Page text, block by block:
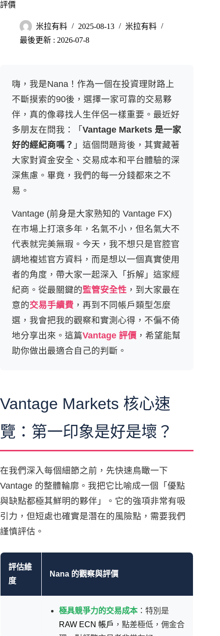
評價
米拉有料 2025-08-13
米拉有料
最後更新 : 2026-07-8
嗨，我是Nana！作為一個在投資理財路上
不斷摸索的90後，選擇一家可靠的交易夥
伴，真的像尋找人生伴侶一樣重要。最近好
多朋友在問我：「 Vantage Markets 是一家
好的經紀商嗎？ 」這個問題背後，其實藏著
大家對資金安全、交易成本和平台體驗的深
深焦慮。畢竟，我們的每一分錢都來之不
易。
Vantage (前身是大家熟知的 Vantage FX)
在市場上打滾多年，名氣不小，但名氣大不
代表就完美無瑕。今天，我不想只是官腔官
調地複述官方資料，而是想以一個真實使用
者的角度，帶大家一起深入「拆解」這家經
紀商。從最關鍵的監管安全性 ，到大家最在
意的交易手續費 ，再到不同帳戶類型怎麼
選，我會把我的觀察和實測心得，不偏不倚
地分享出來。這篇Vantage 評價 ，希望能幫
助你做出最適合自己的判斷。
Vantage Markets 核心速
覽：第一印象是好是壞？
在我們深入每個細節之前，先快速鳥瞰一下
Vantage 的整體輪廓。我把它比喻成一個「優點
與缺點都極其鮮明的夥伴」。它的強項非常有吸
引力，但短處也確實是潛在的風險點，需要我們
謹慎評估。
評估維
度
Nana 的觀察與評價
極具競爭力的交易成本 ：特別是
RAW ECN 帳戶 ，點差極低，佣金合